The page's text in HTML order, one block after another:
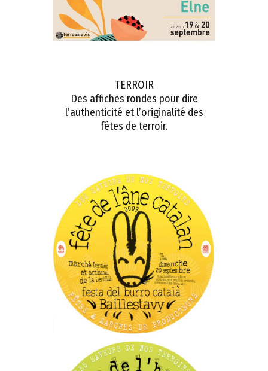
TERROIR
Des affiches rondes pour dire
l’authenticité et l’originalité des
fêtes de terroir.